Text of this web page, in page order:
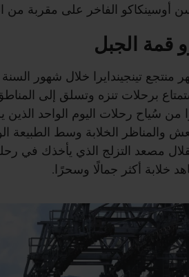
أوسينكاكو الفاخر على مقربة من
قمة الجبل
منتجع تينجيندايرا خلال شهور
برحلات تنزه وتسلق إلى المناطق
من سُياح رحلات اليوم الواحد الذين
والمناظر الخلابة وسط الطبيعة
خلابة أكثر جمالًا وسحرًا.